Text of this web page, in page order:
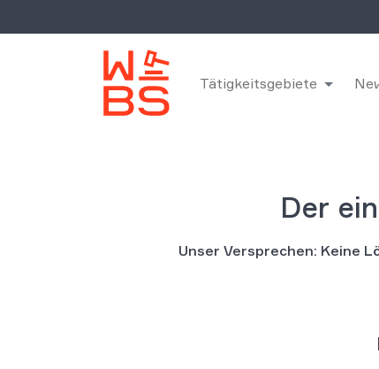
Tätigkeitsgebiete
Der
Unser Versprechen: Keine